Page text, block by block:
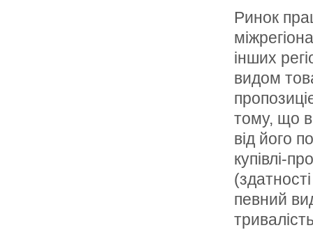
Ринок
інших
видом
тому, що в
від його
купівлі-
певний